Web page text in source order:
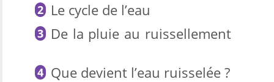
Le cycle de l’eau
De la pluie au
Que devient l’eau ruisselée ?